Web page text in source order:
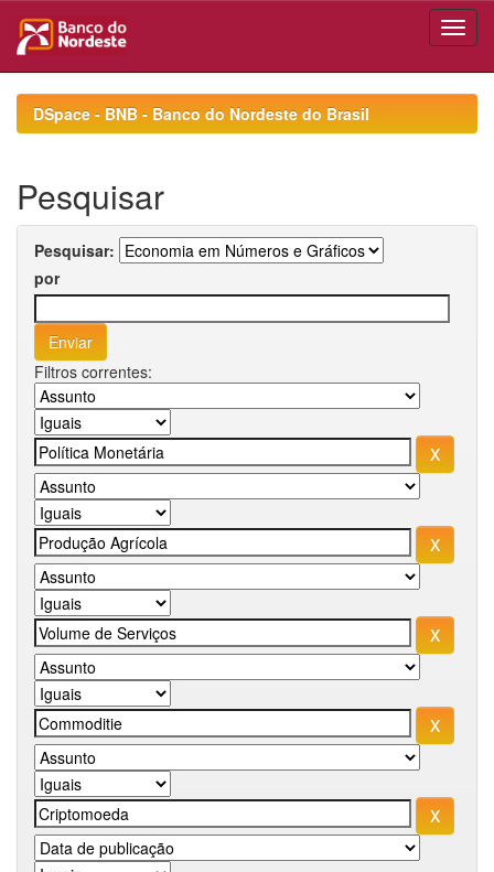
navigationDSpace - BNB - Banco do Nordeste do Brasil
Pesquisar
Pesquisar:
por
Filtros correntes: